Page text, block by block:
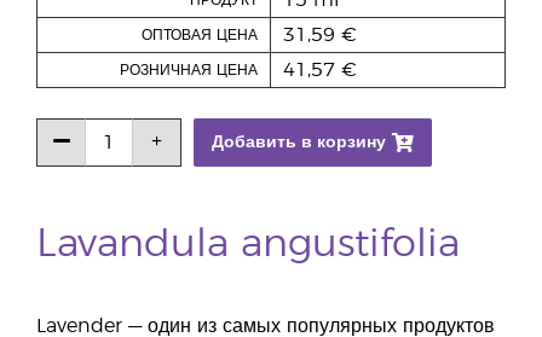
Lavandula angustifolia
Lavender — один из самых популярных продуктов
ОПТОВАЯ ЦЕНА 31,59 €
РОЗНИЧНАЯ ЦЕНА 41,57 €
Добавить в корзину